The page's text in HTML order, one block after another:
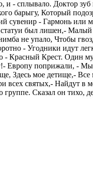
и - сплывало. Доктор зуб
барыгу, Который
сувенир - Гармонь
статуи был лишен,-
не упало, Чтобы
- Угодники идут
Красный Крест. Один
Европу поприжали, -
Здесь мое детище,-
всех святых,- Найдут в
Сказал он тихо,